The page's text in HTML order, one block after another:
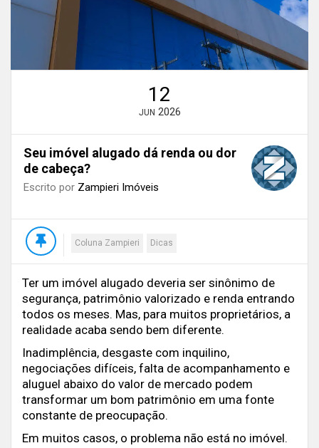
12
JUN 2026
Seu imóvel alugado dá renda ou dor
de cabeça?
Escrito por Zampieri Imóveis
Coluna Zampieri Dicas
Ter um imóvel alugado deveria ser sinônimo de
segurança, patrimônio valorizado e renda entrando
todos os meses. Mas, para muitos proprietários, a
realidade acaba sendo bem diferente.
Inadimplência, desgaste com inquilino,
negociações difíceis, falta de acompanhamento e
aluguel abaixo do valor de mercado podem
transformar um bom patrimônio em uma fonte
constante de preocupação.
Em muitos casos, o problema não está no imóvel.